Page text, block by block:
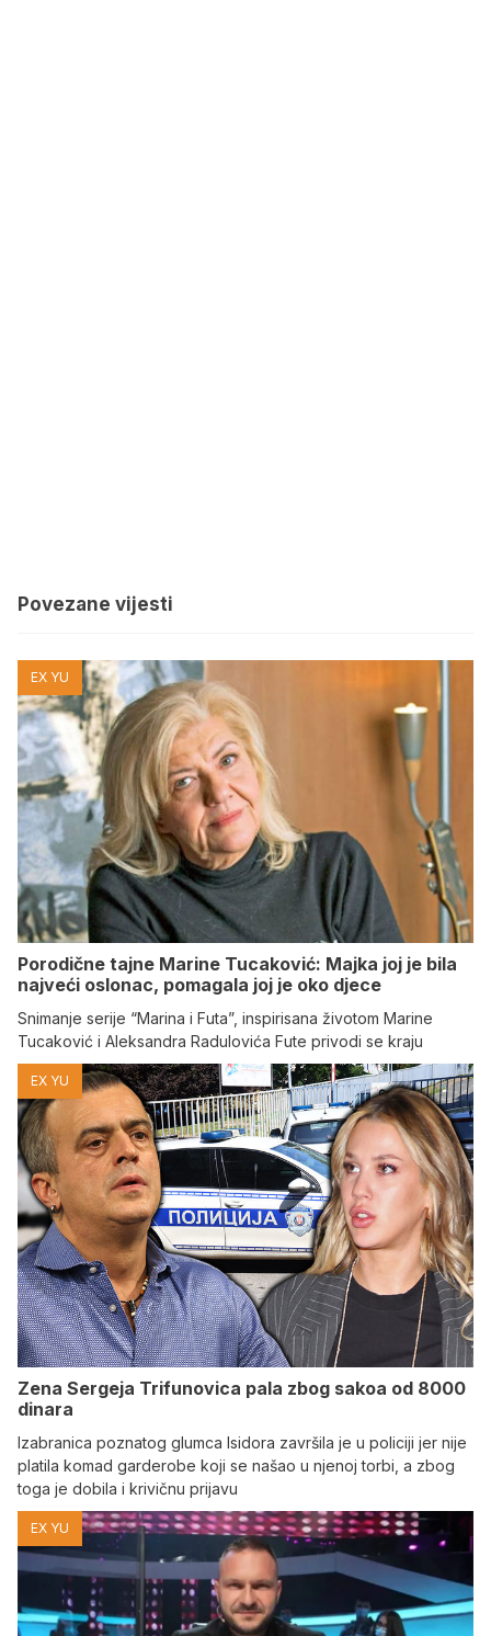
Povezane vijesti
EX YU
Porodične tajne Marine Tucaković: Majka joj je bila
najveći oslonac, pomagala joj je oko djece
Snimanje serije “Marina i Futa”, inspirisana životom Marine
Tucaković i Aleksandra Radulovića Fute privodi se kraju
EX YU
Zena Sergeja Trifunovica pala zbog sakoa od 8000
dinara
Izabranica poznatog glumca Isidora završila je u policiji jer nije
platila komad garderobe koji se našao u njenoj torbi, a zbog
toga je dobila i krivičnu prijavu
EX YU